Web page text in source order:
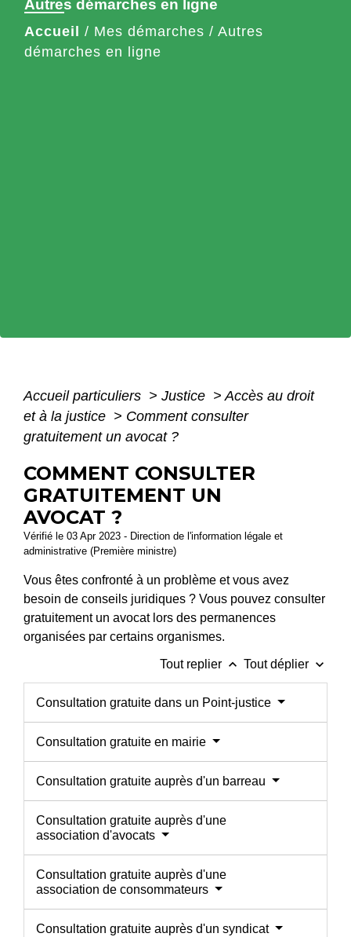
Autres démarches en ligne
Accueil / Mes démarches / Autres
démarches en ligne
Accueil particuliers > Justice > Accès au droit
et à la justice > Comment consulter
gratuitement un avocat ?
COMMENT CONSULTER
GRATUITEMENT UN
AVOCAT ?
Vérifié le 03 Apr 2023 - Direction de l'information légale et
administrative (Première ministre)
Vous êtes confronté à un problème et vous avez
besoin de conseils juridiques ? Vous pouvez consulter
gratuitement un avocat lors des permanences
organisées par certains organismes.
Tout replier keyboard_arrow_up Tout déplier keyboard_arrow_down
Consultation gratuite dans un Point-justice
Consultation gratuite en mairie
Consultation gratuite auprès d'un barreau
Consultation gratuite auprès d'une
association d'avocats
Consultation gratuite auprès d'une
association de consommateurs
Consultation gratuite auprès d'un syndicat